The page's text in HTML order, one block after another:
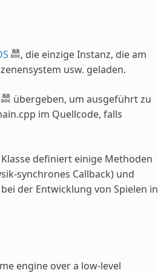
, die einzige Instanz, die am
usw. geladen.
übergeben, um ausgeführt zu
im Quellcode, falls
definiert einige Methoden
synchrones Callback) und
der Entwicklung von Spielen in
engine over a low-level